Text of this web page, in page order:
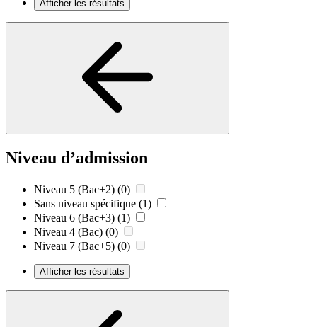
Afficher les résultats
Niveau d’admission
Niveau 5 (Bac+2) (0)
Sans niveau spécifique (1)
Niveau 6 (Bac+3) (1)
Niveau 4 (Bac) (0)
Niveau 7 (Bac+5) (0)
Afficher les résultats